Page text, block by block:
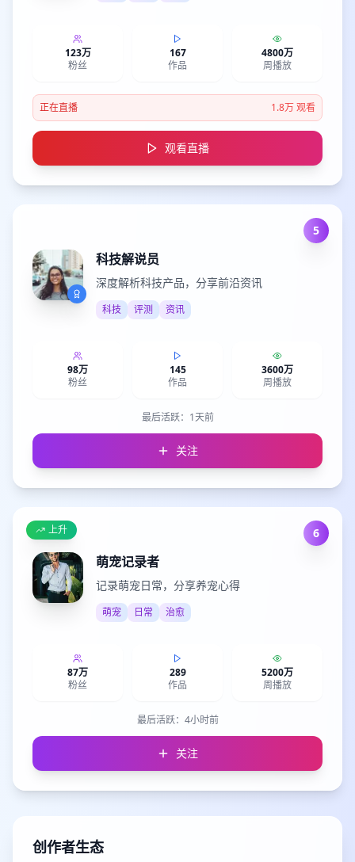
123万
粉丝
167
作品
4800万
周播放
正在直播 1.8万观看
观看直播
5
科技解说员
深度解析科技产品，分享前沿资讯
科技 评测 资讯
98万
粉丝
145
作品
3600万
周播放
最后活跃： 1天前
关注
6
上升
萌宠记录者
记录萌宠日常，分享养宠心得
萌宠 日常 治愈
87万
粉丝
289
作品
5200万
周播放
最后活跃： 4小时前
关注
创作者生态